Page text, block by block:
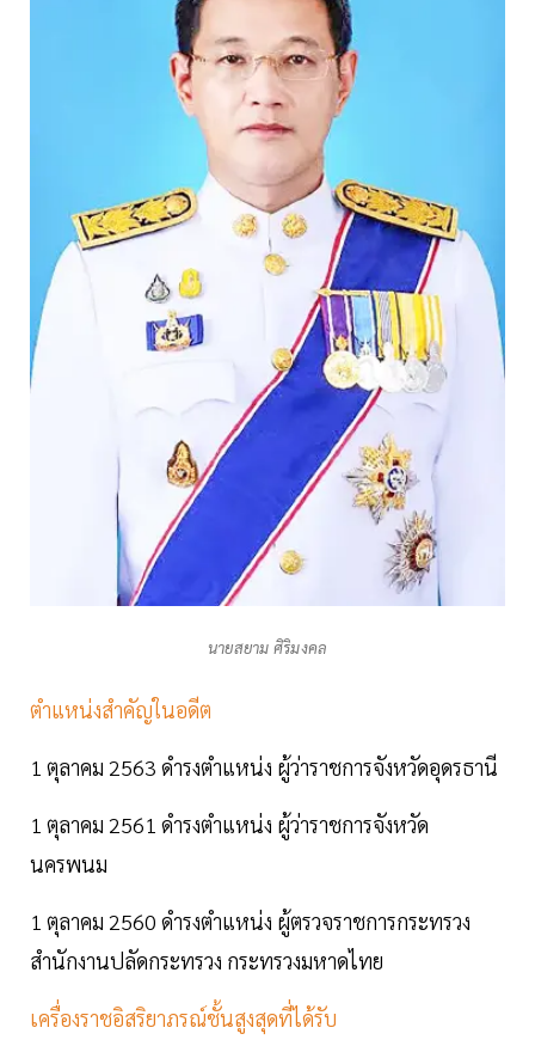
นายสยาม ศิริมงคล
ตำแหน่งสำคัญในอดีต
1 ตุลาคม 2563 ดำรงตำแหน่ง ผู้ว่าราชการจังหวัดอุดรธานี
1 ตุลาคม 2561 ดำรงตำแหน่ง ผู้ว่าราชการจังหวัด
นครพนม
1 ตุลาคม 2560 ดำรงตำแหน่ง ผู้ตรวจราชการกระทรวง
สำนักงานปลัดกระทรวง กระทรวงมหาดไทย
เครื่องราชอิสริยาภรณ์ชั้นสูงสุดที่ได้รับ